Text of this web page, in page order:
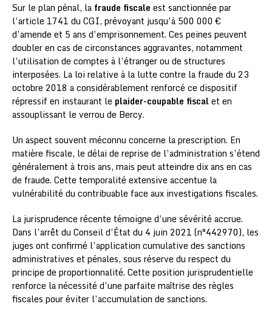
Sur le plan pénal, la fraude fiscale est sanctionnée par
l’article 1741 du CGI, prévoyant jusqu’à 500 000 €
d’amende et 5 ans d’emprisonnement. Ces peines peuvent
doubler en cas de circonstances aggravantes, notamment
l’utilisation de comptes à l’étranger ou de structures
interposées. La loi relative à la lutte contre la fraude du 23
octobre 2018 a considérablement renforcé ce dispositif
répressif en instaurant le plaider-coupable fiscalet en
assouplissant le verrou de Bercy.
Un aspect souvent méconnu concerne la prescription. En
matière fiscale, le délai de reprise de l’administration s’étend
généralement à trois ans, mais peut atteindre dix ans en cas
de fraude. Cette temporalité extensive accentue la
vulnérabilité du contribuable face aux investigations fiscales.
La jurisprudence récente témoigne d’une sévérité accrue.
Dans l’arrêt du Conseil d’État du 4 juin 2021 (n°442970), les
juges ont confirmé l’application cumulative des sanctions
administratives et pénales, sous réserve du respect du
principe de proportionnalité. Cette position jurisprudentielle
renforce la nécessité d’une parfaite maîtrise des règles
fiscales pour éviter l’accumulation de sanctions.